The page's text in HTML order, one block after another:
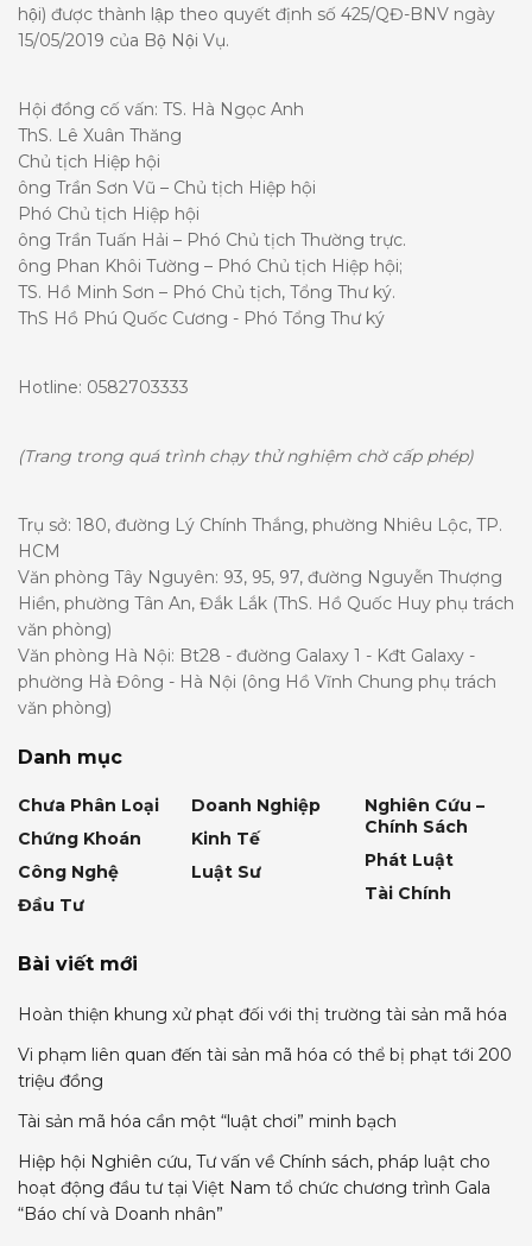
hội) được thành lập theo quyết định số 425/QĐ-BNV ngày
15/05/2019 của Bộ Nội Vụ.
Hội đồng cố vấn: TS. Hà Ngọc Anh
ThS. Lê Xuân Thăng
Chủ tịch Hiệp hội
ông Trần Sơn Vũ – Chủ tịch Hiệp hội
Phó Chủ tịch Hiệp hội
ông Trần Tuấn Hải – Phó Chủ tịch Thường trực.
ông Phan Khôi Tường – Phó Chủ tịch Hiệp hội;
TS. Hồ Minh Sơn – Phó Chủ tịch, Tổng Thư ký.
ThS Hồ Phú Quốc Cương - Phó Tổng Thư ký
Hotline: 0582703333
(Trang trong quá trình chạy thử nghiệm chờ cấp phép)
Trụ sở: 180, đường Lý Chính Thắng, phường Nhiêu Lộc, TP.
HCM
Văn phòng Tây Nguyên: 93, 95, 97, đường Nguyễn Thượng
Hiền, phường Tân An, Đắk Lắk (ThS. Hồ Quốc Huy phụ trách
văn phòng)
Văn phòng Hà Nội: Bt28 - đường Galaxy 1 - Kđt Galaxy -
phường Hà Đông - Hà Nội (ông Hồ Vĩnh Chung phụ trách
văn phòng)
Danh mục
Chưa Phân Loại
Chứng Khoán
Công Nghệ
Đầu Tư
Doanh Nghiệp
Kinh Tế
Luật Sư
Nghiên Cứu –
Chính Sách
Phát Luật
Tài Chính
Bài viết mới
Hoàn thiện khung xử phạt đối với thị trường tài sản mã hóa
Vi phạm liên quan đến tài sản mã hóa có thể bị phạt tới 200
triệu đồng
Tài sản mã hóa cần một “luật chơi” minh bạch
Hiệp hội Nghiên cứu, Tư vấn về Chính sách, pháp luật cho
hoạt động đầu tư tại Việt Nam tổ chức chương trình Gala
“Báo chí và Doanh nhân”